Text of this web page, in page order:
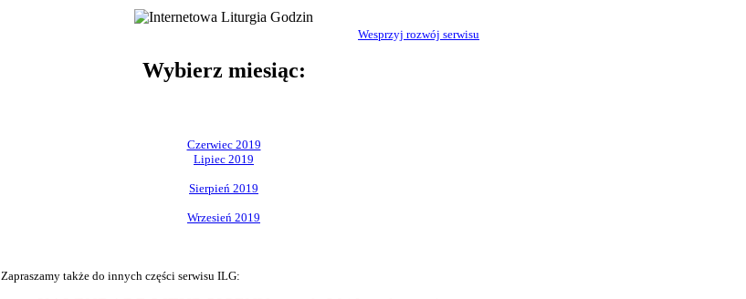
Wesprzyj rozwój serwisu
Wybierz miesiąc:
Czerwiec 2019
Lipiec 2019
Sierpień 2019
Wrzesień 2019
Zapraszamy także do innych części serwisu ILG: